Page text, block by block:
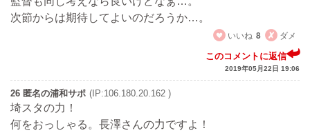
次節からは期待してよいのだろうか…。
いいね 8 ダメ
このコメントに返信
2019年05月22日 19:06
26 匿名の浦和サポ (IP:106.180.20.162 )
埼スタの力！
何をおっしゃる。長澤さんの力ですよ！